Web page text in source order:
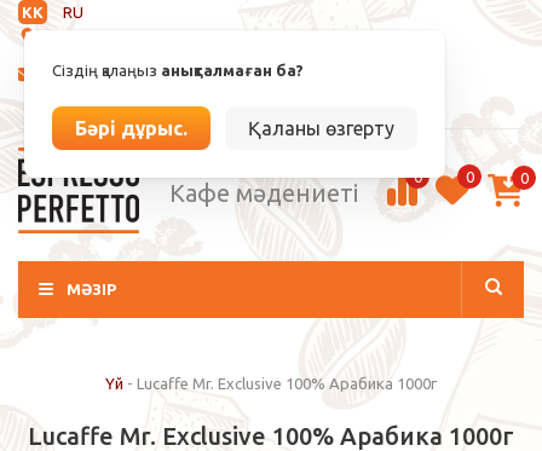
KK
RU
Сіздің қалаңыз анықталмаған ба?
Бәрі дұрыс. Қаланы өзгерту
info@espressoperfetto.kz
Кафе мәдениеті
0 0 0
МӘЗІР
Үй - Lucaffe Mr. Exclusive 100% Арабика 1000г
Lucaffe Mr. Exclusive 100% Арабика 1000г